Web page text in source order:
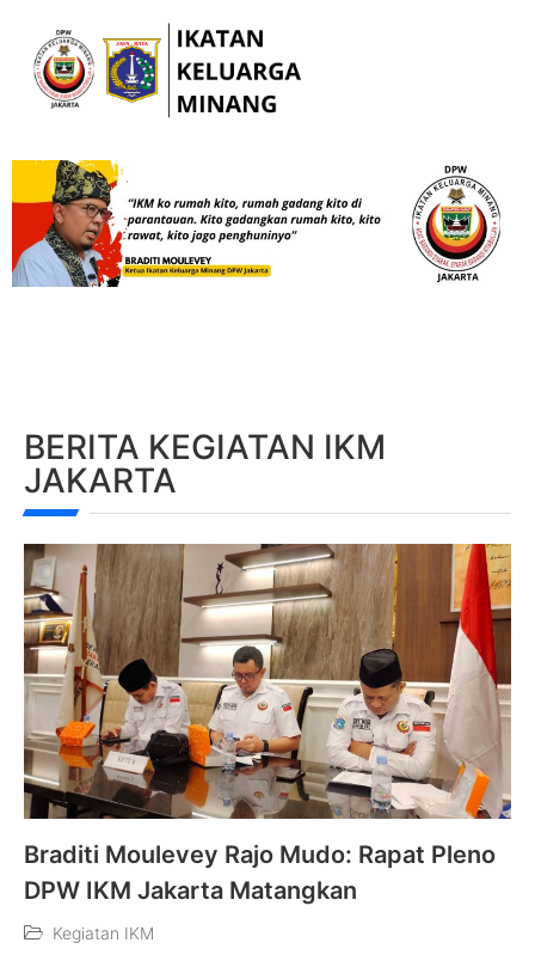
BERITA KEGIATAN IKM
JAKARTA
Braditi Moulevey Rajo Mudo: Rapat Pleno
DPW IKM Jakarta Matangkan
Kegiatan IKM